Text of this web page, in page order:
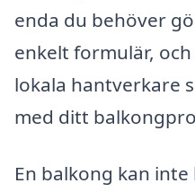
enda du behöver
enkelt formulär,
lokala hantverkare
med ditt
En balkong kan